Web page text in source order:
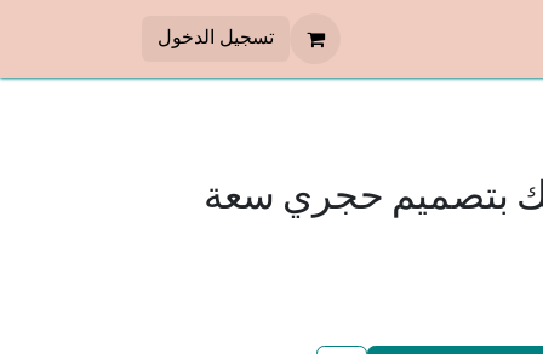
تسجيل الدخول
بتصميم حجري سعة